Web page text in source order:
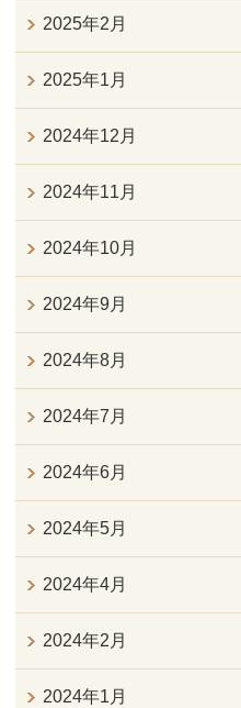
2025年2月
2025年1月
2024年12月
2024年11月
2024年10月
2024年9月
2024年8月
2024年7月
2024年6月
2024年5月
2024年4月
2024年2月
2024年1月